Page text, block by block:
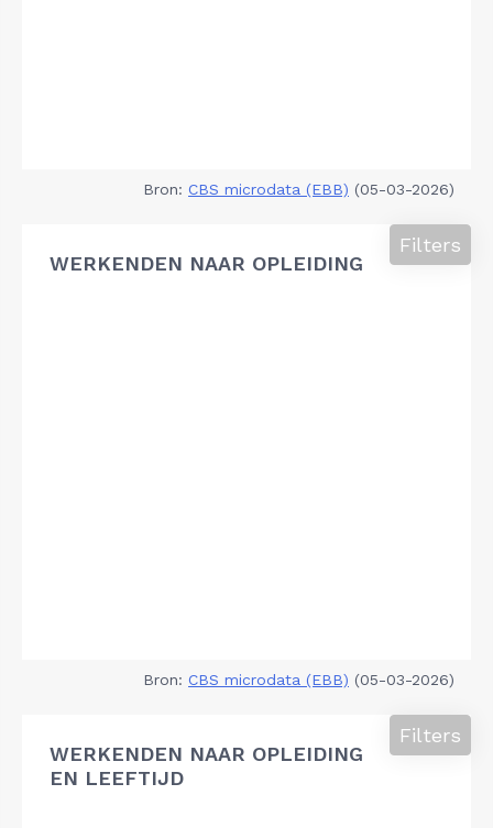
Bron: CBS microdata (EBB) (05-03-2026)
WERKENDEN NAAR OPLEIDING
Filters
Bron: CBS microdata (EBB) (05-03-2026)
WERKENDEN NAAR OPLEIDING
EN LEEFTIJD
Filters